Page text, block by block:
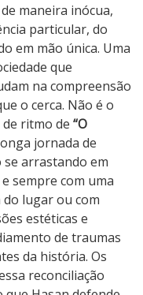
maneira inócua,
particular, do
em mão única. Uma
que
na compreensão
o cerca. Não é o
ritmo de “O
jornada de
se arrastando em
sempre com uma
do lugar ou com
estéticas e
de traumas
da história. Os
reconciliação